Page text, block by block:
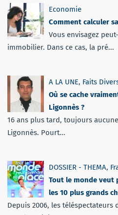
Economie
Comment calculer
Vous envisagez
immobilier. Dans ce cas, la pré...
A LA UNE, Faits
Où se cache
Ligonnès ?
16 ans plus tard, toujours
Ligonnès. Pourt...
DOSSIER - THEMA,
Tout le monde veut
les 10 plus grands
Depuis 2006, les téléspectateurs